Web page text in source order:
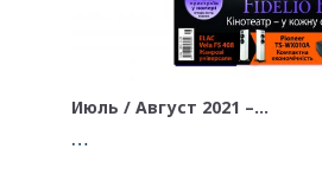
Июль / Август 2021 –…
…